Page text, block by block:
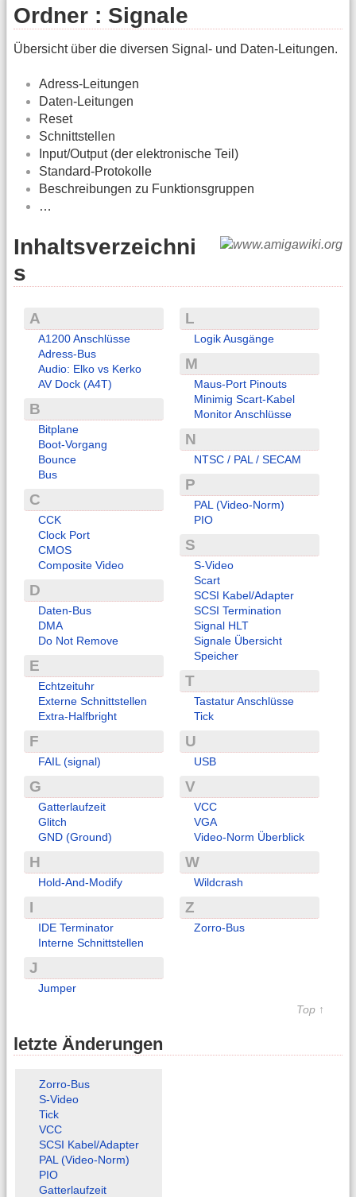
Ordner : Signale
Übersicht über die diversen Signal- und Daten-Leitungen.
Adress-Leitungen
Daten-Leitungen
Reset
Schnittstellen
Input/Output (der elektronische Teil)
Standard-Protokolle
Beschreibungen zu Funktionsgruppen
…
Inhaltsverzeichni
s
A
A1200 Anschlüsse
Adress-Bus
Audio: Elko vs Kerko
AV Dock (A4T)
B
Bitplane
Boot-Vorgang
Bounce
Bus
C
CCK
Clock Port
CMOS
Composite Video
D
Daten-Bus
DMA
Do Not Remove
E
Echtzeituhr
Externe Schnittstellen
Extra-Halfbright
F
FAIL (signal)
G
Gatterlaufzeit
Glitch
GND (Ground)
H
Hold-And-Modify
I
IDE Terminator
Interne Schnittstellen
J
Jumper
L
Logik Ausgänge
M
Maus-Port Pinouts
Minimig Scart-Kabel
Monitor Anschlüsse
N
NTSC / PAL / SECAM
P
PAL (Video-Norm)
PIO
S
S-Video
Scart
SCSI Kabel/Adapter
SCSI Termination
Signal HLT
Signale Übersicht
Speicher
T
Tastatur Anschlüsse
Tick
U
USB
V
VCC
VGA
Video-Norm Überblick
W
Wildcrash
Z
Zorro-Bus
Top ↑
letzte Änderungen
Zorro-Bus
S-Video
Tick
VCC
SCSI Kabel/Adapter
PAL (Video-Norm)
PIO
Gatterlaufzeit